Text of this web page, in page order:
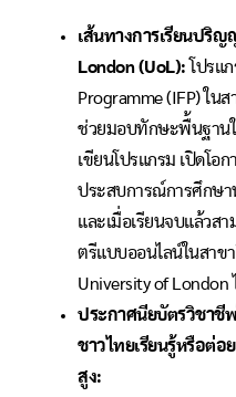
เส้นทางการเรียนปริ
London (UoL): โปรแ
Programme (IFP) ใน
ช่วยมอบทักษะพื้นฐาน
เขียนโปรแกรม เปิดโอ
ประสบการณ์การศึกษา
และเมื่อเรียนจบแล้วส
ตรีแบบออนไลน์ในสาข
University of London
ประกาศนียบัตรวิชาชี
ชาวไทยเรียนรู้หรือต่
สูง: